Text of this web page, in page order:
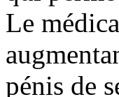
Le
pénis de